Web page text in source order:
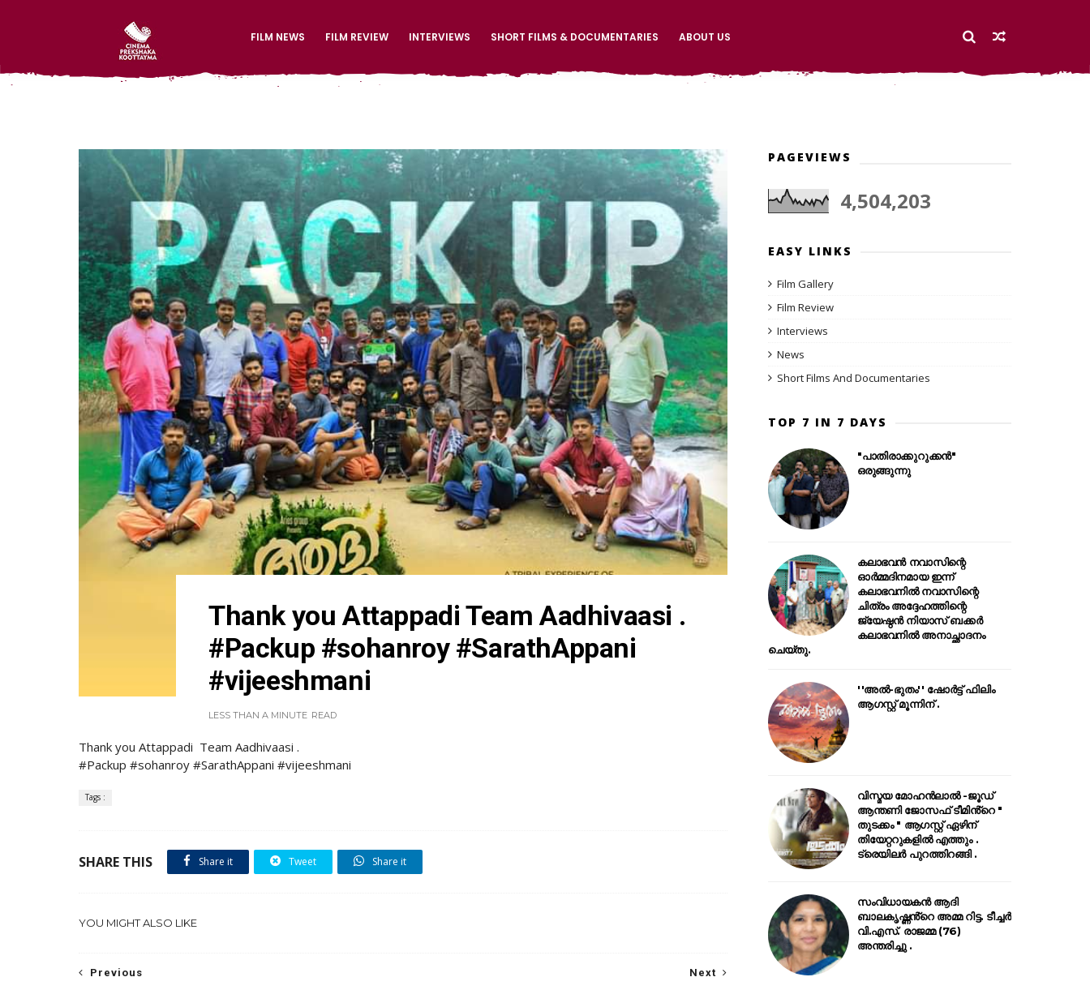
FILM NEWS FILM REVIEW INTERVIEWS SHORT FILMS & DOCUMENTARIES ABOUT US
Thank you Attappadi Team Aadhivaasi .
#Packup #sohanroy #SarathAppani
#vijeeshmani
LESS THAN A MINUTE READ
Thank you Attappadi Team Aadhivaasi .
#Packup #sohanroy #SarathAppani #vijeeshmani
Tags :
SHARE THIS Share it Tweet Share it
YOU MIGHT ALSO LIKE
Next
Previous
PAGEVIEWS
4,504,203
EASY LINKS
Film Gallery
Film Review
Interviews
News
Short Films And Documentaries
TOP 7 IN 7 DAYS
"പാതിരാക്കുറുക്കൻ"
ഒരുങ്ങുന്നു
കലാഭവൻ നവാസിന്റെ
ഓർമ്മദിനമായ ഇന്ന്
കലാഭവനിൽ നവാസിന്റെ
ചിത്രം അദ്ദേഹത്തിന്റെ
ജ്യേഷ്ഠൻ നിയാസ് ബക്കർ
കലാഭവനിൽ അനാച്ഛാദനം
ചെയ്തു.
''അൽ-ഭുതം'' ഷോർട്ട് ഫിലിം
ആഗസ്റ്റ് മൂന്നിന് .
വിസ്മയ മോഹൻലാൽ -ജൂഡ്
ആന്തണി ജോസഫ് ടീമിൻ്റെ "
തുടക്കം " ആഗസ്റ്റ് ഏഴിന്
തിയേറ്ററുകളിൽ എത്തും .
ട്രെയിലർ പുറത്തിറങ്ങി .
സംവിധായകൻ ആദി
ബാലകൃഷ്ണൻ്റെ അമ്മ റിട്ട. ടീച്ചർ
വി.എസ്. രാജമ്മ (76)
അന്തരിച്ചു .